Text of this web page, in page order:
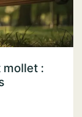
mollet :